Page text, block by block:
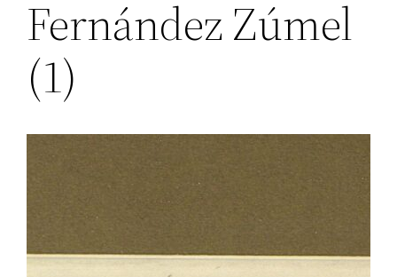
Fernández Zúmel
(1)